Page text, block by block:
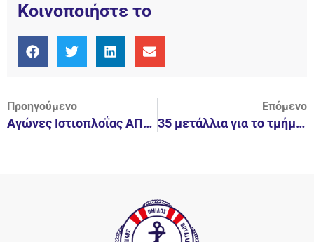
Κοινοποιήστε το
Προηγούμενο
Αγώνες Ιστιοπλοΐας ΑΠΟΛΛΩΝΑ ΖΩΣΤΗΡΑ MEDAL RACE Ν.Ο.Β. – Προσωρινά Αποτελέσματα
Επόμενο
35 μετάλλια για το τμήμα κολύμβησης του Ν.Ο.Β. στους Αγώνες του Κ.Ο.Α.Τ. της Τρίπολης